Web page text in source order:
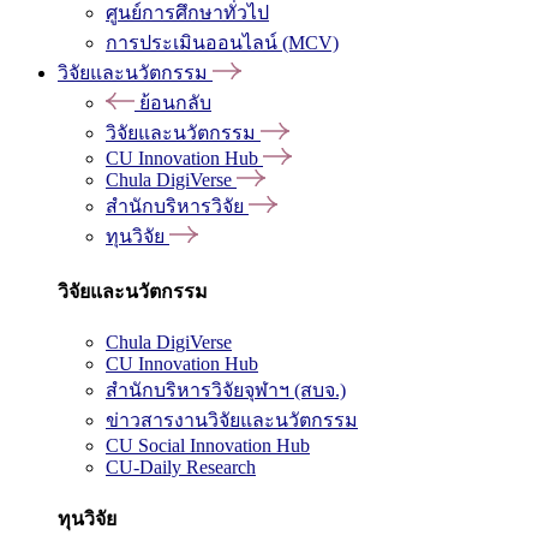
ศูนย์การศึกษาทั่วไป
การประเมินออนไลน์ (MCV)
วิจัยและนวัตกรรม
ย้อนกลับ
วิจัยและนวัตกรรม
CU Innovation Hub
Chula DigiVerse
สำนักบริหารวิจัย
ทุนวิจัย
วิจัยและนวัตกรรม
Chula DigiVerse
CU Innovation Hub
สำนักบริหารวิจัยจุฬาฯ (สบจ.)
ข่าวสารงานวิจัยและนวัตกรรม
CU Social Innovation Hub
CU-Daily Research
ทุนวิจัย